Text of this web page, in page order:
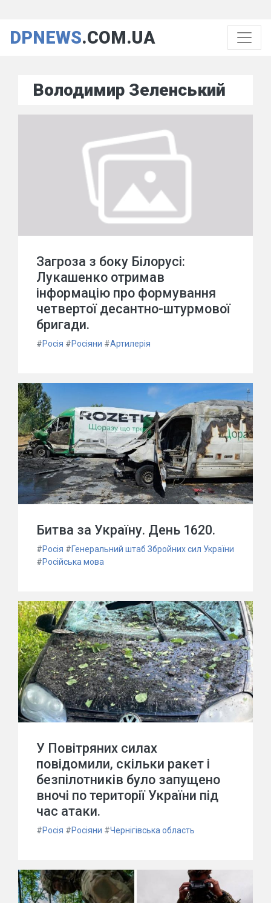
DPNEWS.COM.UA
Володимир Зеленський
Загроза з боку Білорусі:
Лукашенко отримав
інформацію про формування
четвертої десантно-штурмової
бригади.
#Росія #Росіяни #Артилерія
Битва за Україну. День 1620.
#Росія #Генеральний штаб Збройних сил України
#Російська мова
У Повітряних силах
повідомили, скільки ракет і
безпілотників було запущено
вночі по території України під
час атаки.
#Росія #Росіяни #Чернігівська область